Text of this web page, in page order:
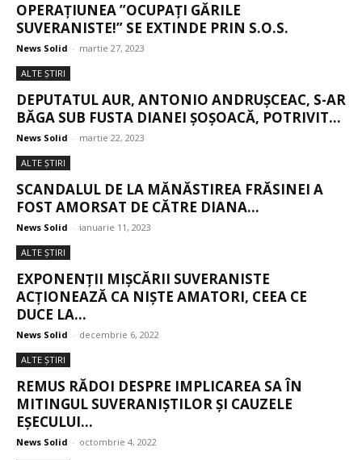
OPERAȚIUNEA ”OCUPAȚI GĂRILE
SUVERANISTE!” SE EXTINDE PRIN S.O.S.
News Solid - martie 27, 2023
ALTE ŞTIRI
DEPUTATUL AUR, ANTONIO ANDRUŞCEAC, S-AR
BĂGA SUB FUSTA DIANEI ȘOȘOACĂ, POTRIVIT...
News Solid - martie 22, 2023
ALTE ŞTIRI
SCANDALUL DE LA MĂNĂSTIREA FRĂSINEI A
FOST AMORSAT DE CĂTRE DIANA...
News Solid - ianuarie 11, 2023
ALTE ŞTIRI
EXPONENȚII MIȘCĂRII SUVERANISTE
ACȚIONEAZĂ CA NIȘTE AMATORI, CEEA CE
DUCE LA...
News Solid - decembrie 6, 2022
ALTE ŞTIRI
REMUS RĂDOI DESPRE IMPLICAREA SA ÎN
MITINGUL SUVERANIȘTILOR ȘI CAUZELE
EȘECULUI...
News Solid - octombrie 4, 2022